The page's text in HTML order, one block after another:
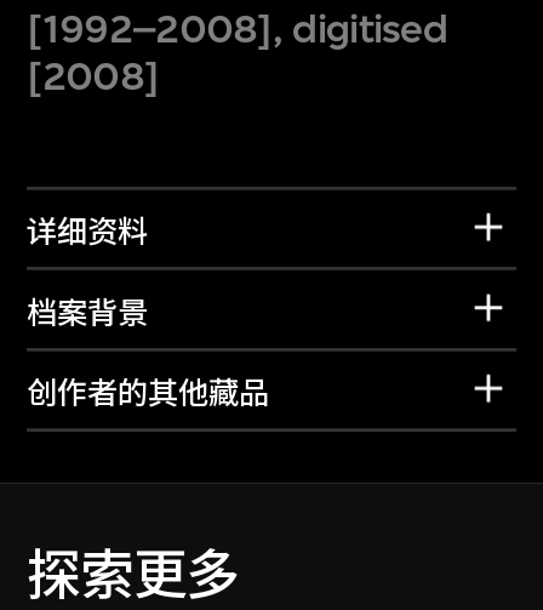
[1992–2008], digitised
[2008]
详细资料
档案背景
创作者的其他藏品
探索更多